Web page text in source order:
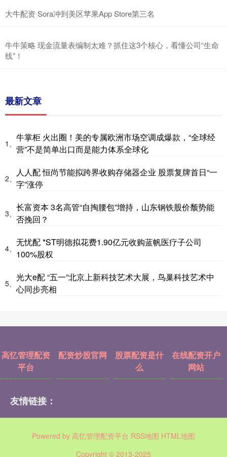
大牛配资 Sora冲到美区苹果App Store第三名
牛牛策略 现金流量表编制太难？抓住这3个核心，看懂公司“生命
线”！
最新文章
1、
牛掌柜 火出圈！美的专属欧洲市场空调成爆款，“全球经
营”不是简单出口而是能力体系全球化
2、
人人配 恒尚节能拟跨界收购存储器企业 股票复牌首日“一
字”涨停
3、
长富资本 3名高管“自掏腰包”增持，山东钢铁股价颓势能
否挽回？
4、
无忧配 *ST明德拟花费1.90亿元收购蓝帆医疗子公司
100%股权
5、
光大e配 “五一”北京上新科技艺术大展，鸟巢科技艺术中
心同步亮相
高忆管理配资
平台
配资炒股官网
股票配资是什
么
在线配资开户
网站
友情链接：
Powered by 高忆管理配资平台 RSS地图 HTML地图
Copyright © 2013-2025